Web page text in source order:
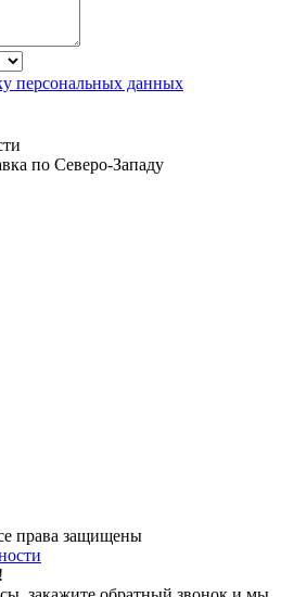
персональных данных
по Северо-Западу
права защищены